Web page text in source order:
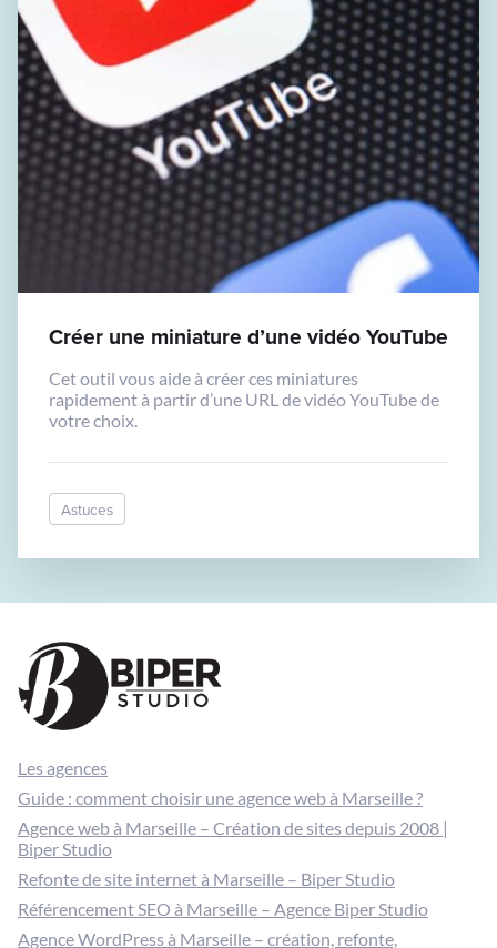
Créer une miniature d’une vidéo YouTube
Cet outil vous aide à créer ces miniatures
rapidement à partir d’une URL de vidéo YouTube de
votre choix.
Astuces
Les agences
Guide : comment choisir une agence web à Marseille ?
Agence web à Marseille – Création de sites depuis 2008 |
Biper Studio
Refonte de site internet à Marseille – Biper Studio
Référencement SEO à Marseille – Agence Biper Studio
Agence WordPress à Marseille – création, refonte,